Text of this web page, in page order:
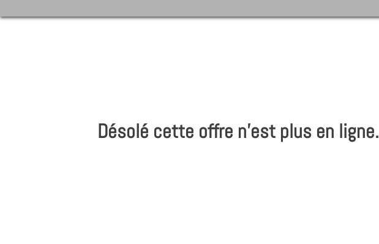
Désolé cette offre n'est plus en ligne.